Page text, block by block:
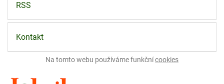
RSS
Kontakt
Na tomto webu používáme funkčnícookies